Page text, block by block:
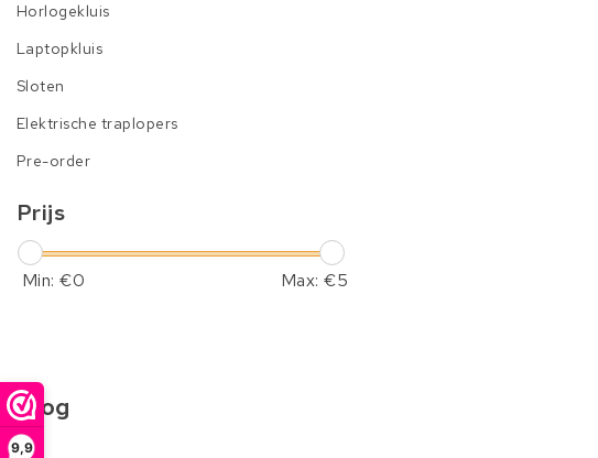
9,9
Horlogekluis
Laptopkluis
Sloten
Elektrische traplopers
Pre-order
Prijs
Min: €0 Max: €5
Blog